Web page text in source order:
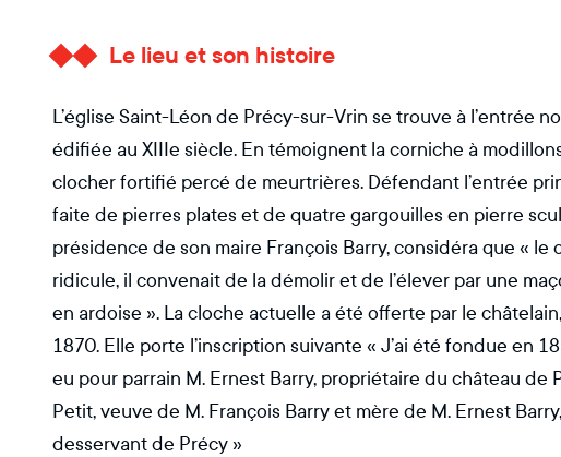
Le lieu et son histoire
L’église Saint-Léon de Précy-sur-Vrin se trouve à l’entrée
édifiée au XIIIe siècle. En témoignent la corniche à
clocher fortifié percé de meurtrières. Défendant l’entrée
faite de pierres plates et de quatre gargouilles en pierre
présidence de son maire François Barry, considéra que «
ridicule, il convenait de la démolir et de l’élever par une
en ardoise ». La cloche actuelle a été offerte par le
1870. Elle porte l’inscription suivante « J’ai été fondue en
eu pour parrain M. Ernest Barry, propriétaire du château de
Petit, veuve de M. François Barry et mère de M. Ernest
desservant de Précy »